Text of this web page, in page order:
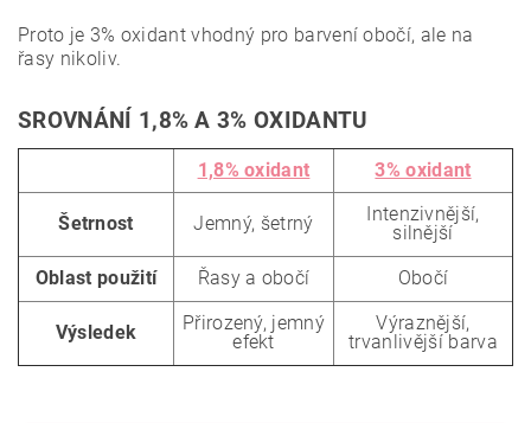
Proto je 3% oxidant vhodný pro barvení obočí, ale na
řasy nikoliv.
SROVNÁNÍ 1,8% A 3% OXIDANTU
1,8% oxidant 3% oxidant
Šetrnost Jemný, šetrný
Intenzivnější,
silnější
Oblast použití
Řasy a obočí Obočí
Výsledek
Přirozený, jemný
efekt
Výraznější,
trvanlivější barva